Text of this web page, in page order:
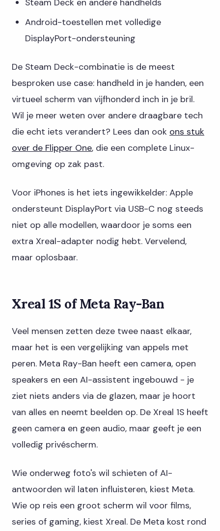
Android-toestellen met volledige
DisplayPort-ondersteuning
De Steam Deck-combinatie is de meest
besproken use case: handheld in je handen, een
virtueel scherm van vijfhonderd inch in je bril.
Wil je meer weten over andere draagbare tech
die echt iets verandert? Lees dan ook ons stuk
over de Flipper One, die een complete Linux-
omgeving op zak past.
Voor iPhones is het iets ingewikkelder: Apple
ondersteunt DisplayPort via USB-C nog steeds
niet op alle modellen, waardoor je soms een
extra Xreal-adapter nodig hebt. Vervelend,
maar oplosbaar.
Xreal 1S of Meta Ray-Ban
Veel mensen zetten deze twee naast elkaar,
maar het is een vergelijking van appels met
peren. Meta Ray-Ban heeft een camera, open
speakers en een AI-assistent ingebouwd - je
ziet niets anders via de glazen, maar je hoort
van alles en neemt beelden op. De Xreal 1S heeft
geen camera en geen audio, maar geeft je een
volledig privéscherm.
Wie onderweg foto's wil schieten of AI-
antwoorden wil laten influisteren, kiest Meta.
Wie op reis een groot scherm wil voor films,
series of gaming, kiest Xreal. De Meta kost rond